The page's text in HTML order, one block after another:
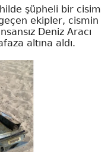
şüpheli bir cisim
ekipler, cismin
Deniz Aracı
altına aldı.